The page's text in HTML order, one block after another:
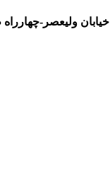
خیابان ولیعصر-چهارراه طالقانی-مجتمع